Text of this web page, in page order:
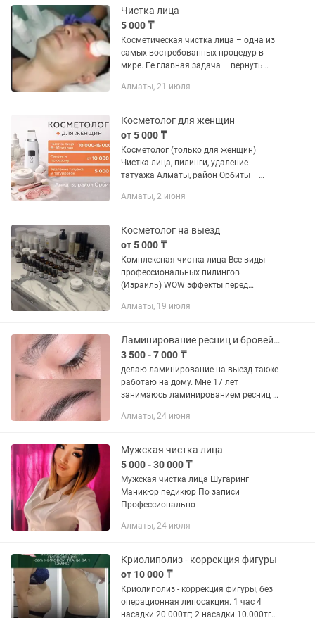
Чистка лица
5 000 ₸
Косметическая чистка лица – одна из
самых востребованных процедур в
мире. Ее главная задача – вернуть
после того, как будет восстановлено
Алматы, 21 июля
Косметолог для женщин
от 5 000 ₸
Косметолог (только для женщин)
Чистка лица, пилинги, удаление
татуажа Алматы, район Орбиты —
000 тг — пилинги по сезону — от 10 000
Алматы, 2 июня
Косметолог на выезд
от 5 000 ₸
Комплексная чистка лица Все виды
профессиональных пилингов
(Израиль) WOW эффекты перед
пигментных пятен, улучшение
Алматы, 19 июля
Ламинирование ресниц и бровей/ мусульманская коррекция.
3 500 - 7 000 ₸
делаю ламинирование на выезд также
работаю на дому. Мне 17 лет
занимаюсь ламинированием ресниц и
клиентам 💕
Алматы, 24 июня
Мужская чистка лица
5 000 - 30 000 ₸
Мужская чистка лица Шугаринг
Маникюр педикюр По записи
Профессионально
Алматы, 24 июля
Криолиполиз - коррекция фигуры
от 10 000 ₸
Криолиполиз - коррекция фигуры, без
операционная липосакция. 1 час 4
насадки 20.000тг; 2 насадки 10.000тг